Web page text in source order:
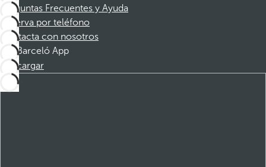
Preguntas Frecuentes y Ayuda
Reserva por teléfono
Contacta con nosotros
Barceló App
Descargar